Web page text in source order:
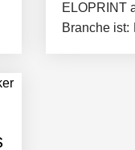
ELOPRINT
Branche ist: